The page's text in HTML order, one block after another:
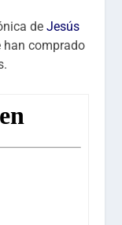
deJesús
han comprado